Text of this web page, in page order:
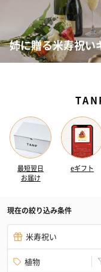
姉に贈る米寿祝い
最短翌日
お届け
eギフト
現在の絞り込み条件
米寿祝い
植物